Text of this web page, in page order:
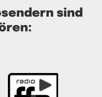
sind